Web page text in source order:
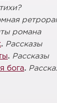
романа
. Рассказы
. Рассказы
бога.